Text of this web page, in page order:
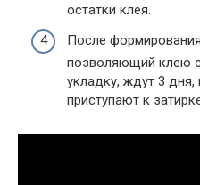
остатки клея.
После
позволяющий клею
укладку, ждут 3 дня,
приступают к